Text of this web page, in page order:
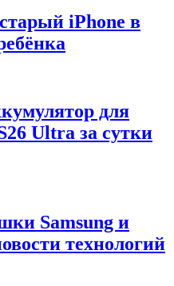
iPhone в
для
Ultra за сутки
Samsung и
технологий